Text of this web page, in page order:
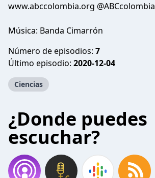
www.abccolombia.org @ABCcolombia
Música: Banda Cimarrón
Número de episodios: 7
Último episodio: 2020-12-04
Ciencias
¿Donde puedes
escuchar?